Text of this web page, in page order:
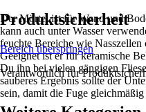
Der Mörtel ist für Wand und
kann auch unter Wasser
feuchte Bereiche wie Nasszellen
Geeignet ist er für keramische
Du ihn bei vielen gängigen
sauberes Ergebnis sollte der
sein, damit die Fuge
Produktsicherheit
Bereich überspringen
Verantwortlich für